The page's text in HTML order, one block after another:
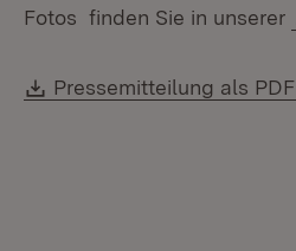
Fotos finden Sie in unserer
Download:
Pressemitteilung als PDF